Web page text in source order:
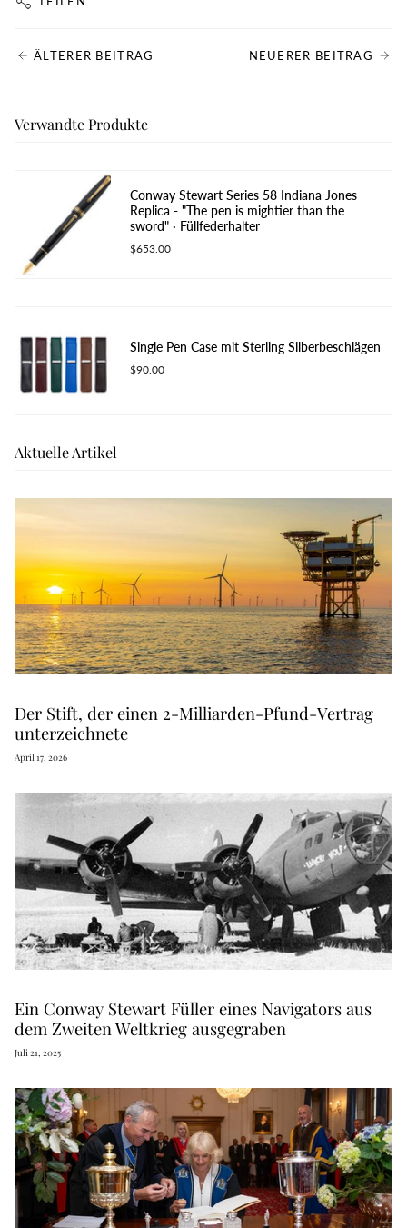
NEUERER BEITRAG
ÄLTERER BEITRAG
Verwandte Produkte
Conway Stewart Series 58 Indiana Jones
Replica - "The pen is mightier than the
sword" · Füllfederhalter
$653.00
Single Pen Case mit Sterling Silberbeschlägen
$90.00
Aktuelle Artikel
Der Stift, der einen 2-Milliarden-Pfund-Vertrag
unterzeichnete
April 17, 2026
Ein Conway Stewart Füller eines Navigators aus
dem Zweiten Weltkrieg ausgegraben
Juli 21, 2025